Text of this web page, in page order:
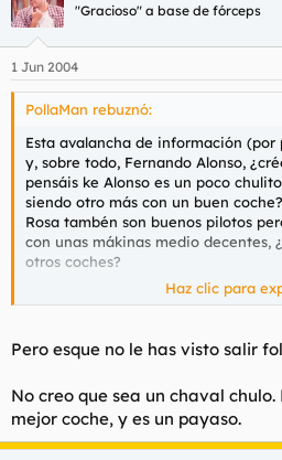
"Gracioso" a base de fórceps
1 Jun 2004
PollaMan rebuznó:
Esta avalancha de información (por
y, sobre todo, Fernando Alonso,
pensáis ke Alonso es un poco
siendo otro más con un buen
Rosa tambén son buenos pilotos
con unas mákinas medio decentes,
otros coches?
Creo ke Alonso puede ser un buen
posible futuro ganador, pues es
pasando con tanta Alonsomanía?
Haz clic para
Pero esque no le has visto salir
No creo que sea un chaval
mejor coche, y es un payaso.